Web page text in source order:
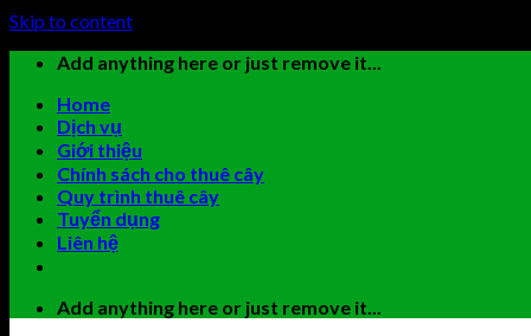
Skip to content
Add anything here or just remove it...
Home
Dịch vụ
Giới thiệu
Chính sách cho thuê cây
Quy trình thuê cây
Tuyển dụng
Liên hệ
Add anything here or just remove it...